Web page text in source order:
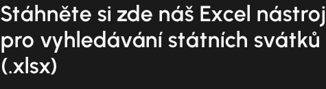
Stáhněte si zde náš Excel nástroj
pro vyhledávání státních svátků
(.xlsx)